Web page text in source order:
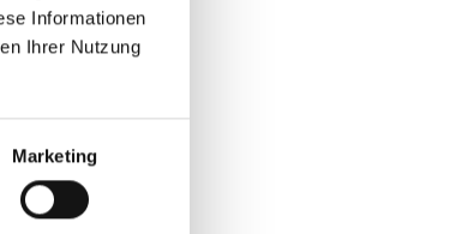
Informationen
Ihrer Nutzung
Marketing